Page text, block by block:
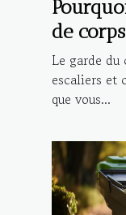
de
Le garde du
escaliers et
que vous...